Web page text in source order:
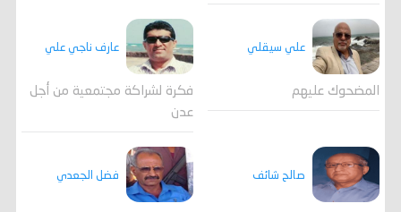
علي سيقلي
المضحوك عليهم
عارف ناجي علي
فكرة لشراكة مجتمعية من أجل
عدن
صالح شائف فضل الجعدي